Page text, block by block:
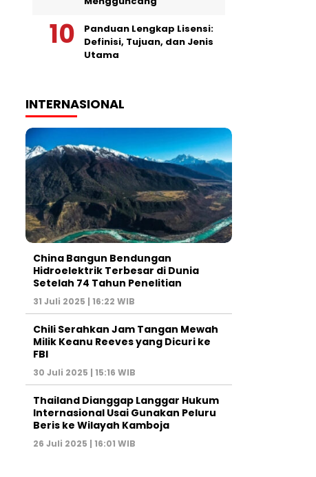
Panduan Lengkap Lisensi:
Definisi, Tujuan, dan Jenis
Utama
INTERNASIONAL
China Bangun Bendungan
Hidroelektrik Terbesar di Dunia
Setelah 74 Tahun Penelitian
31 Juli 2025 | 16:22 WIB
Chili Serahkan Jam Tangan Mewah
Milik Keanu Reeves yang Dicuri ke
FBI
30 Juli 2025 | 15:16 WIB
Thailand Dianggap Langgar Hukum
Internasional Usai Gunakan Peluru
Beris ke Wilayah Kamboja
26 Juli 2025 | 16:01 WIB